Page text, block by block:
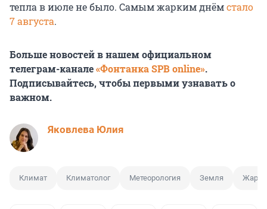
тепла в июле не было. Самым жарким днёмстало
7 августа.
Больше новостей в нашем официальном
телеграм-канале«Фонтанка SPB online».
Подписывайтесь, чтобы первыми узнавать о
важном.
Яковлева Юлия
Климат Климатолог Метеорология Земля Жара